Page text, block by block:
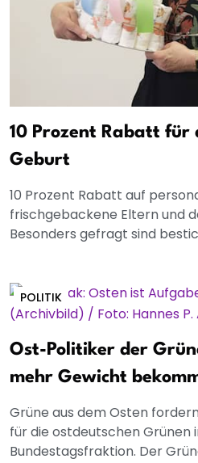
10 Prozent Rabatt für
Geburt
10 Prozent Rabatt auf
frischgebackene Eltern und
Besonders gefragt sind
POLITIK
Ost-Politiker der
mehr Gewicht
Grüne aus dem Osten
für die ostdeutschen Grünen
Bundestagsfraktion. Der